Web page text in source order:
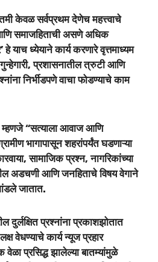
केवळ सर्वप्रथम देणेच महत्त्वाचे
समाजहिताची असणे अधिक
याच ध्येयाने कार्य करणारे वृत्तमाध्यम
प्रशासनातील त्रुटी आणि
निर्भीडपणे वाचा फोडण्याचे काम
म्हणजे “सत्याला आवाज आणि
भागापासून शहरांपर्यंत घडणाऱ्या
सामाजिक प्रश्न, नागरिकांच्या
अडचणी आणि जनहिताचे विषय वेगाने
जातात.
दुर्लक्षित प्रश्नांना प्रकाशझोतात
वेधण्याचे कार्य न्यूज प्रहार
प्रसिद्ध झालेल्या बातम्यांमुळे